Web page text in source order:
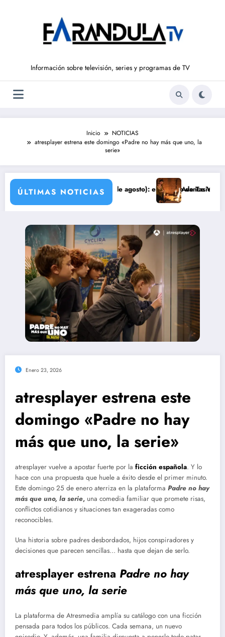
Información sobre televisión, series y programas de TV
Inicio
NOTICIAS
atresplayer estrena este domingo «Padre no hay más que uno, la
serie»
ÚLTIMAS NOTICIAS
(del 10 al 14de agosto): el secreto de Tasio sale a la luz
Avance VALLE SALVAJE
Enero 23, 2026
atresplayer estrena este
domingo «Padre no hay
más que uno, la serie»
atresplayer vuelve a apostar fuerte por la ficción española. Y lo
hace con una propuesta que huele a éxito desde el primer minuto.
Este domingo 25 de enero aterriza en la plataforma Padre no hay
más que uno, la serie, una comedia familiar que promete risas,
conflictos cotidianos y situaciones tan exageradas como
reconocibles.
Una historia sobre padres desbordados, hijos conspiradores y
decisiones que parecen sencillas… hasta que dejan de serlo.
atresplayer estrena Padre no hay
más que uno, la serie
La plataforma de Atresmedia amplía su catálogo con una ficción
pensada para todos los públicos. Cada semana, un nuevo